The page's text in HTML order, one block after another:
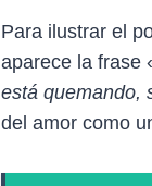
Para ilustrar el
aparece la frase
está quemando,
del amor como